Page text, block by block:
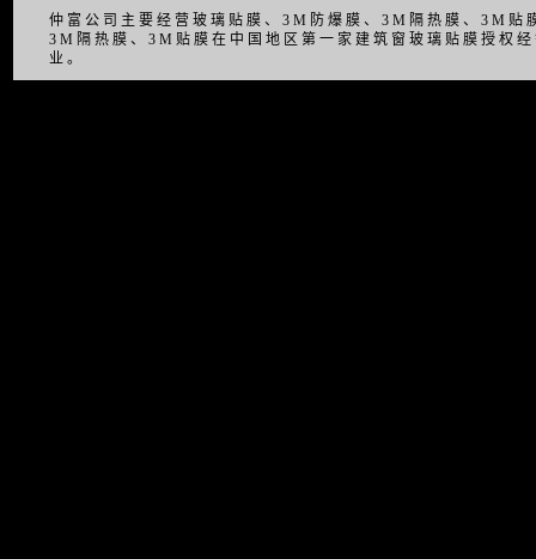
仲富公司主要经营玻璃贴膜、3M防爆膜、3M隔热膜、3M
3M隔热膜、3M贴膜在中国地区第一家建筑窗玻璃贴膜授权
业。